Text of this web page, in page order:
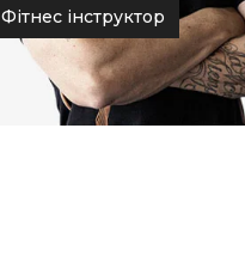
Фітнес інструктор